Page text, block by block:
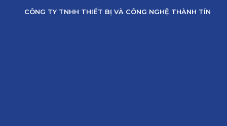
CÔNG TY TNHH THIẾT BỊ VÀ CÔNG NGHỆ THÀNH TÍN